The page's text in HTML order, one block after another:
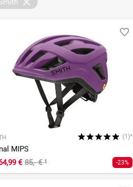
(1)*
MIPS
€ 85,- €¹ -23%